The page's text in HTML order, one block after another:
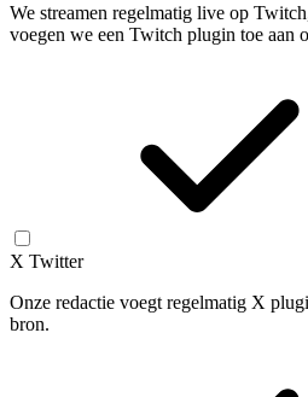
We streamen regelmatig live op
voegen we een Twitch plugin toe aan
X Twitter
Onze redactie voegt regelmatig X
bron.